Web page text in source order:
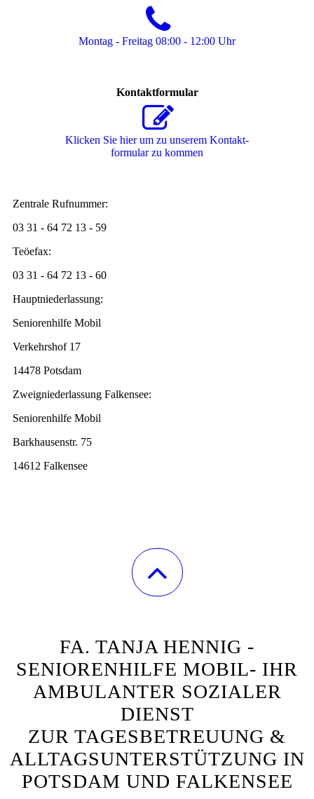
Montag - Freitag 08:00 - 12:00 Uhr
Kontaktformular
Klicken Sie hier um zu unserem Kon­takt­
for­mu­lar zu kommen
Zentrale Rufnummer:
03 31 - 64 72 13 - 59
Teöefax:
03 31 - 64 72 13 - 60
Hauptniederlassung:
Seniorenhilfe Mobil
Verkehrshof 17
14478 Potsdam
Zweigniederlassung Falkensee:
Seniorenhilfe Mobil
Barkhausenstr. 75
14612 Falkensee
FA. TANJA HENNIG -
SENIORENHILFE MOBIL- IHR
AMBULANTER SOZIALER
DIENST
ZUR TAGESBETREUUNG &
ALLTAGSUNTERSTÜTZUNG IN
POTSDAM UND FALKENSEE